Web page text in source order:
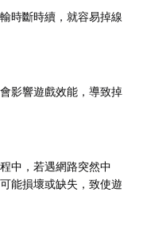
時斷時續，就容易掉線
影響遊戲效能，導致掉
中，若遇網路突然中
能損壞或缺失，致使遊